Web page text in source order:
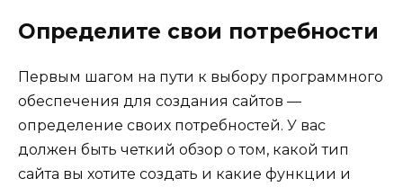
Определите свои потребности
Первым шагом на пути к выбору программного
обеспечения для создания сайтов —
определение своих потребностей. У вас
должен быть четкий обзор о том, какой тип
сайта вы хотите создать и какие функции и